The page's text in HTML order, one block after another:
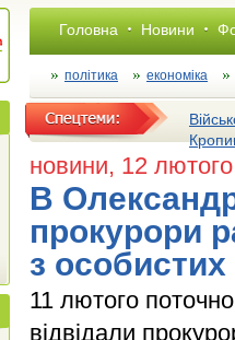
Головна Новини
політика економіка
новини, 12
В
прокурори
з
11 лютого
відвідали